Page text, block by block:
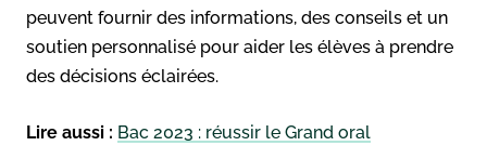
peuvent fournir des informations, des conseils et un
soutien personnalisé pour aider les élèves à prendre
des décisions éclairées.
Lire aussi : Bac 2023 : réussir le Grand oral